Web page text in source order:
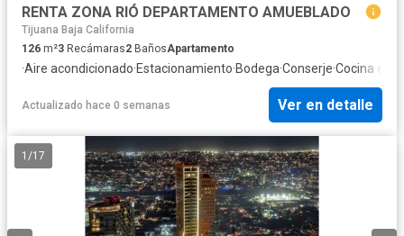
RENTA ZONA RIÓ DEPARTAMENTO AMUEBLADO
Tijuana Baja California
126 m²3 Recámaras2 BañosApartamento
·Aire acondicionado·Estacionamiento·Bodega·Conserje·Cocina
Actualizado hace 0 semanas Ver en detalle
1 /17